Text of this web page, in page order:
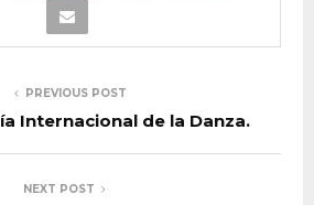
PREVIOUS POST
Internacional de la Danza.
NEXT POST